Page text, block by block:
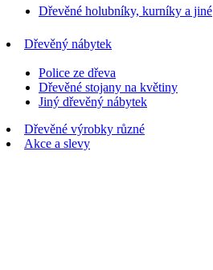
Dřevěné holubníky, kurníky a jiné
Dřevěný nábytek
Police ze dřeva
Dřevěné stojany na květiny
Jiný dřevěný nábytek
Dřevěné výrobky různé
Akce a slevy